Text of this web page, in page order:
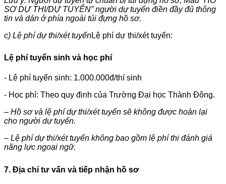
SƠ DỰ THI/DỰ TUYỂN” người dự tuyển điền đầy đủ thông
tin và dán ở phía ngoài túi đựng hồ sơ.
c) Lệ phí dự thi/xét tuyểnLệ phí dự thi/xét tuyển:
Lệ phí tuyển sinh và học phí
- Lệ phí tuyển sinh: 1.000.000đ/thí sinh
- Học phí: Theo quy định của Trường Đại học Thành Đông.
– Hồ sơ và lệ phí dự thi/xét tuyển sẽ không được hoàn lại
cho người dự tuyển.
– Lệ phí dự thi/xét tuyển không bao gồm lệ phí thi đánh giá
năng lực ngoại ngữ.
7. Địa chỉ tư vấn và tiếp nhận hồ sơ